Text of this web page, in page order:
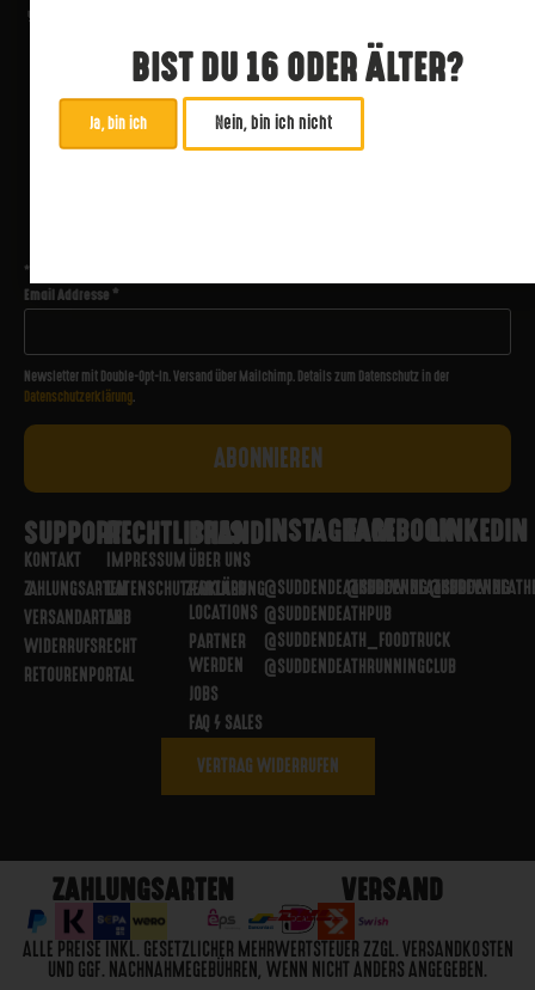
*
Email Addresse*
Newsletter mit Double-Opt-In. Versand über Mailchimp. Details zum Datenschutz in der
Datenschutzerklärung.
SUPPORT
KONTAKT
ZAHLUNGSARTEN
VERSANDARTEN
WIDERRUFSRECHT
RETOURENPORTAL
RECHTLICHES
IMPRESSUM
DATENSCHUTZERKLÄRUNG
AGB
BRAND
ÜBER UNS
PARTNER
LOCATIONS
PARTNER
WERDEN
JOBS
FAQ / SALES
INSTAGRAM
@SUDDENDEATHBREWING
@SUDDENDEATHPUB
@SUDDENDEATH_FOODTRUCK
@SUDDENDEATHRUNNINGCLUB
FACEBOOK
@SUDDENDEATHBREWING
LINKEDIN
VERTRAG WIDERRUFEN
ZAHLUNGSARTEN VERSAND
ALLE PREISE INKL. GESETZLICHER MEHRWERTSTEUER ZZGL. VERSANDKOSTEN
UND GGF. NACHNAHMEGEBÜHREN, WENN NICHT ANDERS ANGEGEBEN.
BIST DU 16 ODER ÄLTER?
Ja, bin ich Nein, bin ich nicht